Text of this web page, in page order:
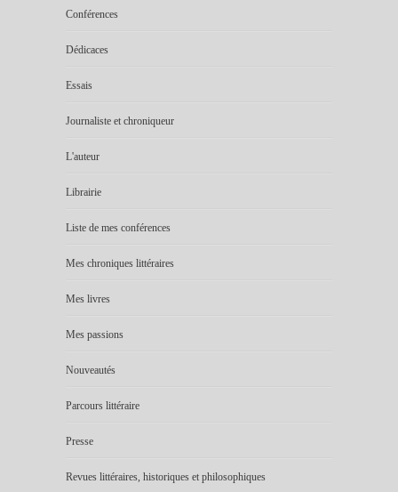
Conférences
Dédicaces
Essais
Journaliste et chroniqueur
L'auteur
Librairie
Liste de mes conférences
Mes chroniques littéraires
Mes livres
Mes passions
Nouveautés
Parcours littéraire
Presse
Revues littéraires, historiques et philosophiques